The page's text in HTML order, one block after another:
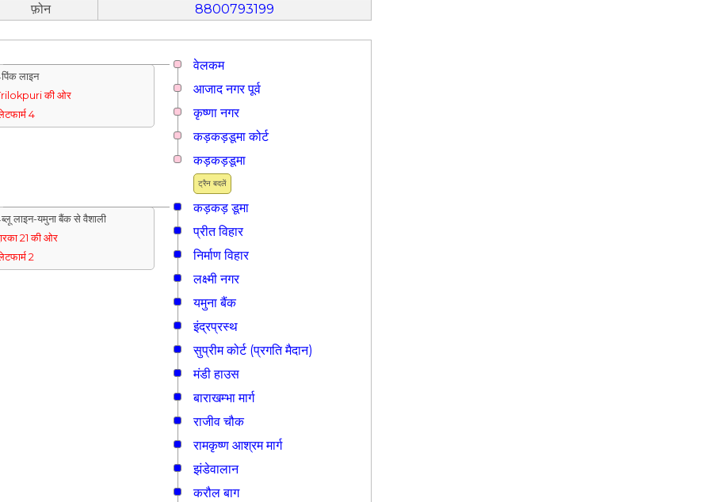
फ़ोन
8800793199
वेलकम
लाइन
की ओर
4
आजाद नगर पूर्व
कृष्णा नगर
कड़कड़डूमा कोर्ट
ट्रैन बदलें
कड़कड़डूमा
कड़कड़ डूमा
लाइन-यमुना बैंक से वैशाली
21 की ओर
2
प्रीत विहार
निर्माण विहार
लक्ष्मी नगर
यमुना बैंक
इंद्रप्रस्थ
सुप्रीम कोर्ट (प्रगति मैदान)
मंडी हाउस
बाराखम्भा मार्ग
राजीव चौक
रामकृष्ण आश्रम मार्ग
झंडेवालान
करौल बाग